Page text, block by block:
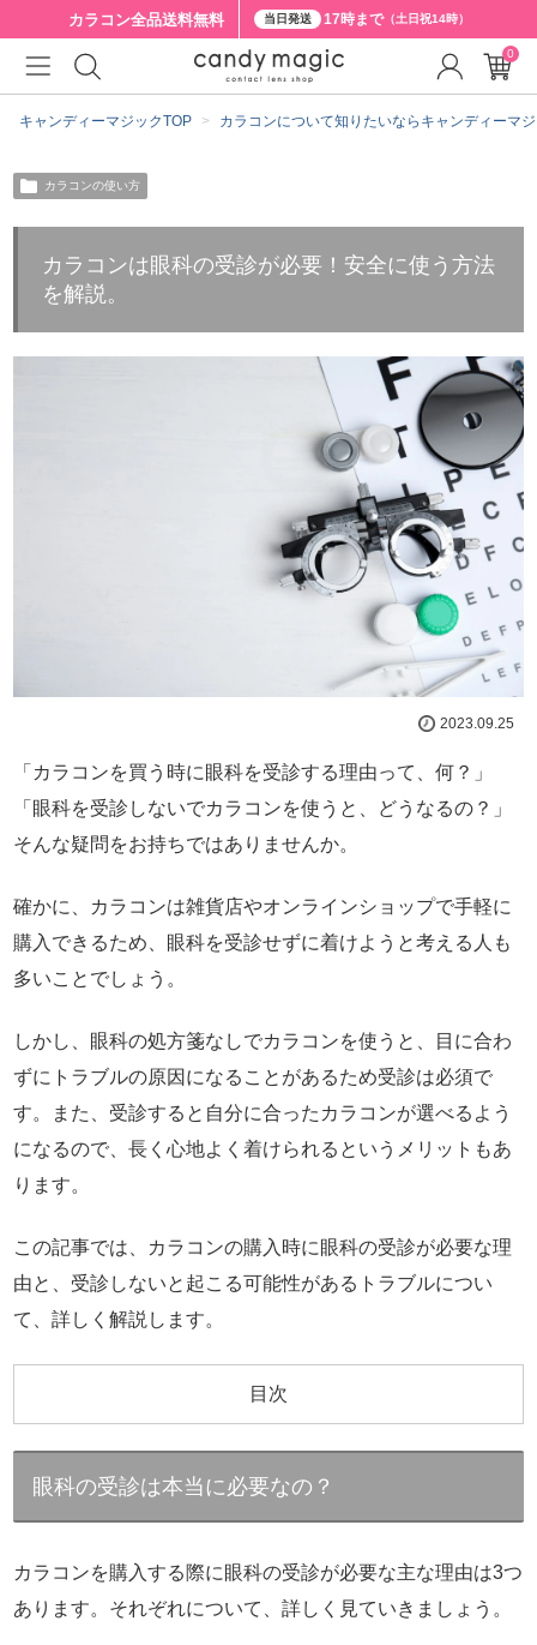
カラコン全品送料無料 当日発送 17時まで（土日祝14時）
キャンディーマジックTOP カラコンについて知りたいならキャンディーマ
カラコンの使い方
カラコンは眼科の受診が必要！安全に使う方法
を解説。
2023.09.25
「カラコンを買う時に眼科を受診する理由って、何？」
「眼科を受診しないでカラコンを使うと、どうなるの？」
そんな疑問をお持ちではありませんか。
確かに、カラコンは雑貨店やオンラインショップで手軽に
購入できるため、眼科を受診せずに着けようと考える人も
多いことでしょう。
しかし、眼科の処方箋なしでカラコンを使うと、目に合わ
ずにトラブルの原因になることがあるため受診は必須で
す。また、受診すると自分に合ったカラコンが選べるよう
になるので、長く心地よく着けられるというメリットもあ
ります。
この記事では、カラコンの購入時に眼科の受診が必要な理
由と、受診しないと起こる可能性があるトラブルについ
て、詳しく解説します。
目次
眼科の受診は本当に必要なの？
カラコンを購入する際に眼科の受診が必要な主な理由は3つ
あります。それぞれについて、詳しく見ていきましょう。
0